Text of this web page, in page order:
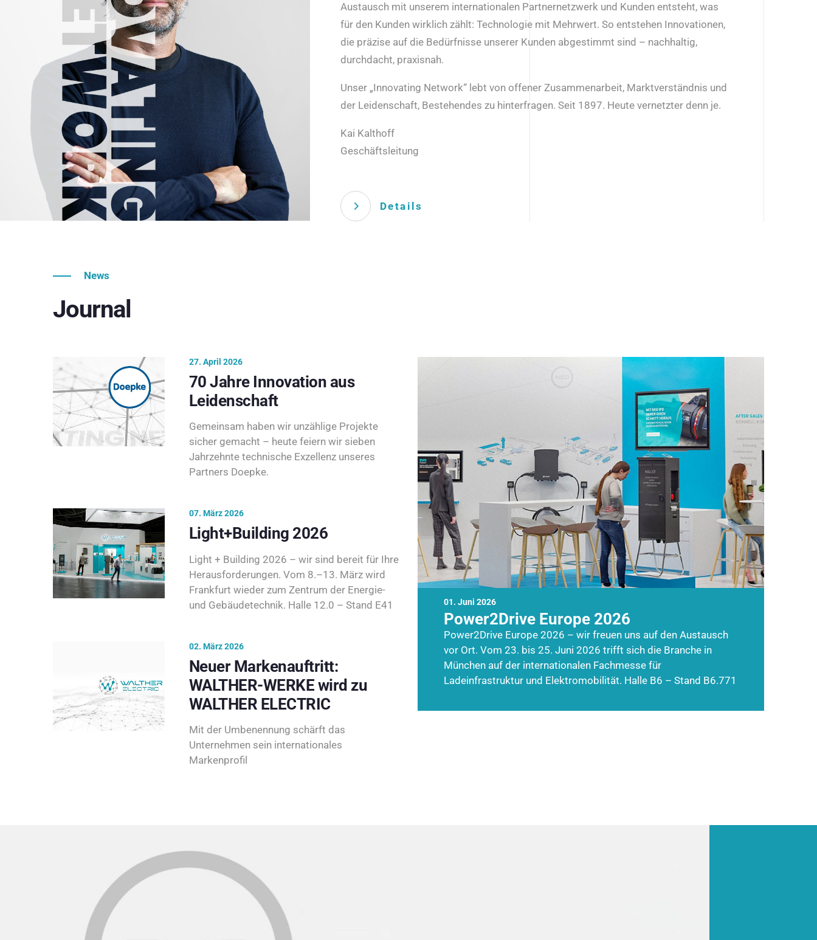
Austausch mit unserem internationalen Partnernetzwerk und Kunden entsteht, was
für den Kunden wirklich zählt: Technologie mit Mehrwert. So entstehen Innovationen,
die präzise auf die Bedürfnisse unserer Kunden abgestimmt sind – nachhaltig,
durchdacht, praxisnah.
Unser „Innovating Network“ lebt von offener Zusammenarbeit, Marktverständnis und
der Leidenschaft, Bestehendes zu hinterfragen. Seit 1897. Heute vernetzter denn je.
Kai Kalthoff
Geschäftsleitung
Details
News
Journal
01. Juni 2026
Power2Drive Europe 2026
Power2Drive Europe 2026 – wir freuen uns auf den Austausch
vor Ort. Vom 23. bis 25. Juni 2026 trifft sich die Branche in
München auf der internationalen Fachmesse für
Ladeinfrastruktur und Elektromobilität. Halle B6 – Stand B6.771
27. April 2026
70 Jahre Innovation aus
Leidenschaft
Gemeinsam haben wir unzählige Projekte
sicher gemacht – heute feiern wir sieben
Jahrzehnte technische Exzellenz unseres
Partners Doepke.
07. März 2026
Light+Building 2026
Light + Building 2026 – wir sind bereit für Ihre
Herausforderungen. Vom 8.–13. März wird
Frankfurt wieder zum Zentrum der Energie-
und Gebäudetechnik. Halle 12.0 – Stand E41
02. März 2026
Neuer Markenauftritt:
WALTHER-WERKE wird zu
WALTHER ELECTRIC
Mit der Umbenennung schärft das
Unternehmen sein internationales
Markenprofil